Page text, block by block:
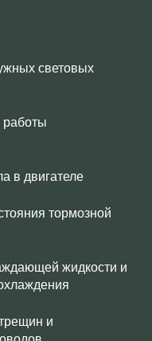
световых
работы
в двигателе
тормозной
жидкости и
и